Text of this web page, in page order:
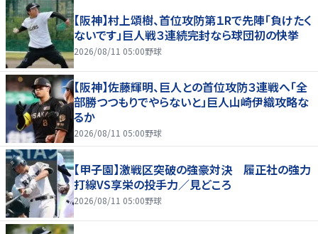
【阪神】村上頌樹、首位攻防第１Rで先陣「負けたく
ないです」巨人戦３連続完封なら球団初の快挙
2026/08/11 05:00野球
【阪神】佐藤輝明、巨人との首位攻防３連戦へ「全
部勝つつもりでやらないと」巨人山崎伊織攻略な
るか
2026/08/11 05:00野球
【甲子園】激戦区突破の強豪対決 履正社の強力
打線VS享栄の投手力／見どころ
2026/08/11 05:00野球